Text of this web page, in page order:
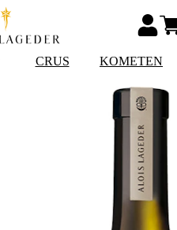
CRUS KOMETEN